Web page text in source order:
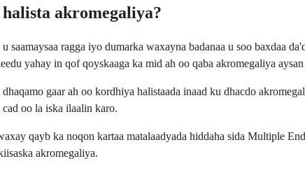
akromegaliya?
saamaysaa ragga iyo dumarka waxayna badanaa u soo baxdaa
yahay in qof qoyskaaga ka mid ah oo qaba akromegaliya
gaar ah oo kordhiya halistaada inaad ku dhacdo
oo la iska ilaalin karo.
qayb ka noqon kartaa matalaadyada hiddaha sida Multiple
akromegaliya.